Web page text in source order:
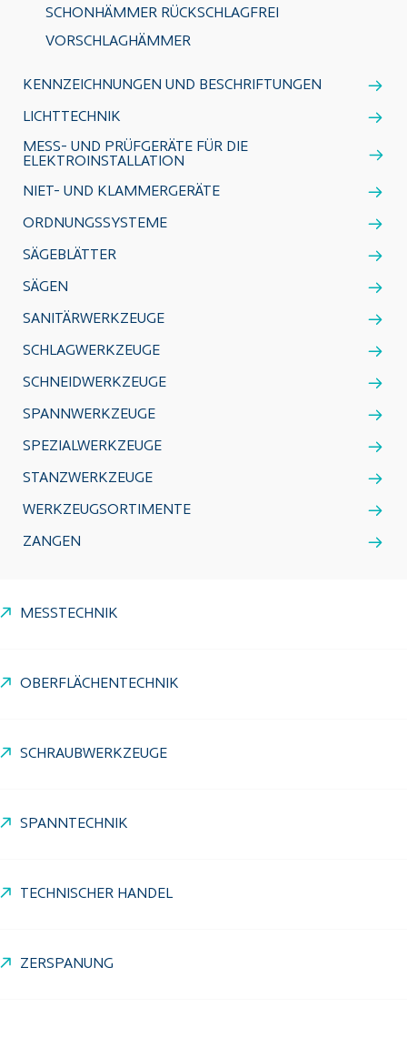
SCHONHÄMMER RÜCKSCHLAGFREI
VORSCHLAGHÄMMER
KENNZEICHNUNGEN UND BESCHRIFTUNGEN
LICHTTECHNIK
MESS- UND PRÜFGERÄTE FÜR DIE
ELEKTROINSTALLATION
NIET- UND KLAMMERGERÄTE
ORDNUNGSSYSTEME
SÄGEBLÄTTER
SÄGEN
SANITÄRWERKZEUGE
SCHLAGWERKZEUGE
SCHNEIDWERKZEUGE
SPANNWERKZEUGE
SPEZIALWERKZEUGE
STANZWERKZEUGE
WERKZEUGSORTIMENTE
ZANGEN
MESSTECHNIK
OBERFLÄCHENTECHNIK
SCHRAUBWERKZEUGE
SPANNTECHNIK
TECHNISCHER HANDEL
ZERSPANUNG